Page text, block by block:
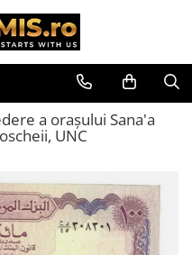
a orașului Sana'a
UNC